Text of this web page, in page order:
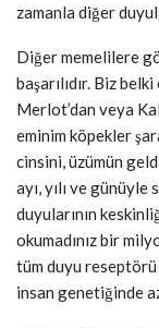
zamanla diğer
Diğer memelilere
başarılıdır. Biz
Merlot’dan veya
eminim köpekler
cinsini, üzümün
ayı, yılı ve
duyularının
okumadınız bir
tüm duyu reseptörü
insan genetiğinde